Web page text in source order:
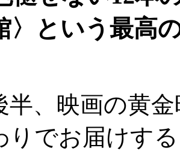
〉という最高
半、映画の黄
りでお届けす